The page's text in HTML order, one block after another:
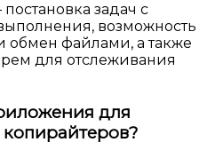
задач с
возможность
обмен файлами, а также
для отслеживания
для